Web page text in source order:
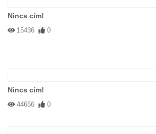
Nincs cím!
15436 0
Nincs cím!
44656 0